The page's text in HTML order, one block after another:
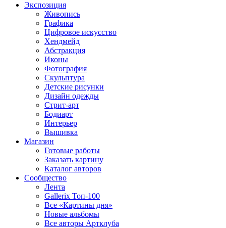
Экспозиция
Живопись
Графика
Цифровое искусство
Хендмейд
Абстракция
Иконы
Фотография
Скульптура
Детские рисунки
Дизайн одежды
Стрит-арт
Бодиарт
Интерьер
Вышивка
Магазин
Готовые работы
Заказать картину
Каталог авторов
Сообщество
Лента
Gallerix Топ-100
Все «Картины дня»
Новые альбомы
Все авторы Артклуба